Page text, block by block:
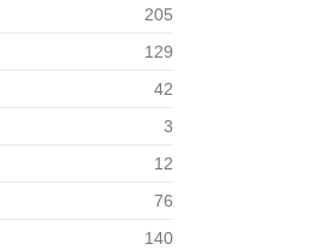
205
129
42
3
12
76
140